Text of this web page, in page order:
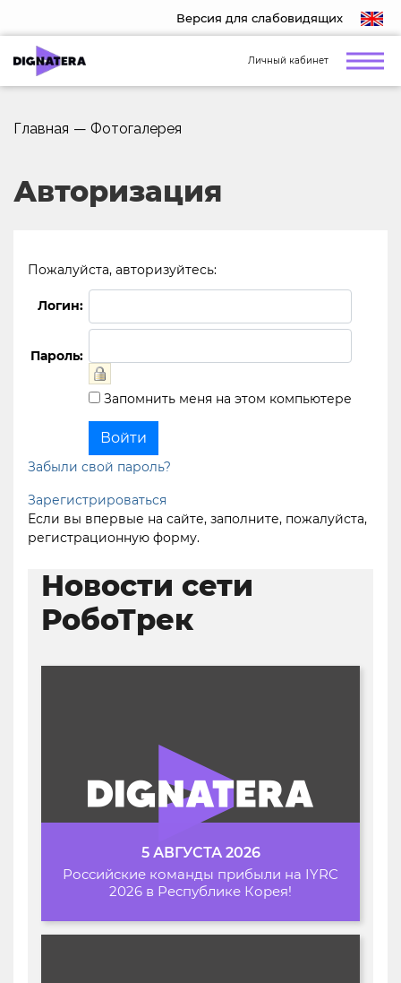
Версия для слабовидящих
Личный кабинет
Главная — Фотогалерея
Авторизация
Пожалуйста, авторизуйтесь:
Логин:
Пароль:
Запомнить меня на этом компьютере
Забыли свой пароль?
Зарегистрироваться
Если вы впервые на сайте, заполните, пожалуйста,
регистрационную форму.
Новости сети
РобоТрек
5 АВГУСТА 2026
Российские команды прибыли на IYRC
2026 в Республике Корея!